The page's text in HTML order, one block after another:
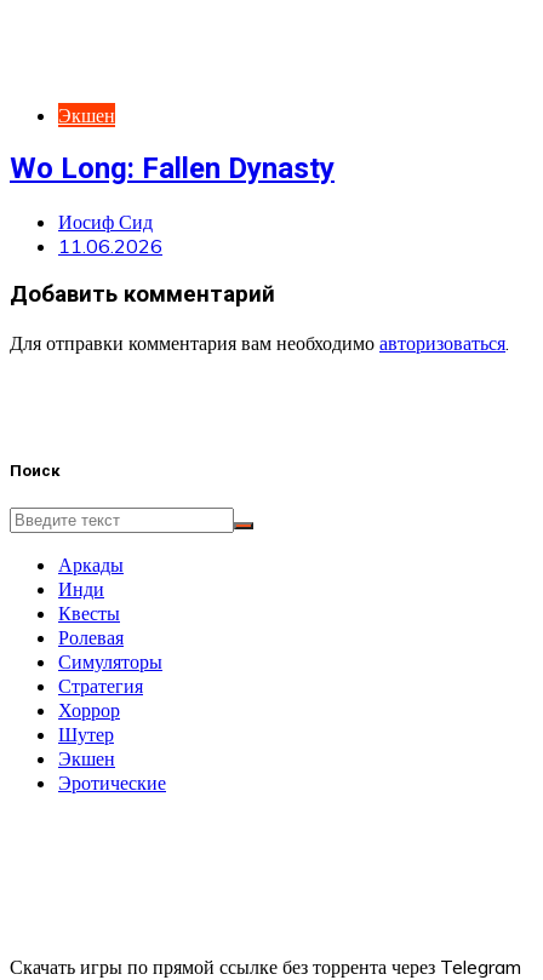
Экшен
Wo Long: Fallen Dynasty
Иосиф Сид
11.06.2026
Добавить комментарий
Для отправки комментария вам необходимо авторизоваться
Поиск
Аркады
Инди
Квесты
Ролевая
Симуляторы
Стратегия
Хоррор
Шутер
Экшен
Эротические
Скачать игры по прямой ссылке без торрента через Telegram